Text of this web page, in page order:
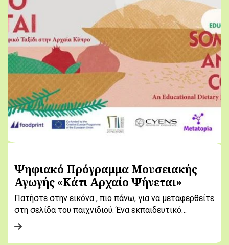
Ψηφιακό Πρόγραμμα Μουσειακής
Αγωγής «Κάτι Αρχαίο Ψήνεται»
Πατήστε στην εικόνα , πιο πάνω, για να μεταφερθείτε
στη σελίδα του παιχνιδιού. Ένα εκπαιδευτικό…